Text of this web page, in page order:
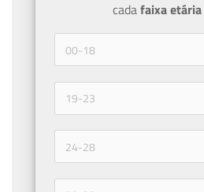
cada faixa etária